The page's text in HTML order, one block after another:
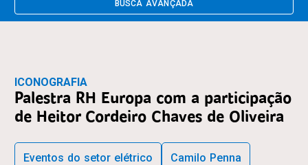
BUSCA AVANÇADA
ICONOGRAFIA
Palestra RH Europa com a participação
de Heitor Cordeiro Chaves de Oliveira
Eventos do setor elétrico Camilo Penna